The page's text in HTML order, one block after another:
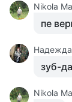
Nikola
пе
зуб-
Nikola